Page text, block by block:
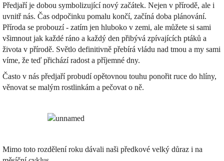
Předjaří je dobou symbolizující nový začátek. Nejen v přírodě, ale i
uvnitř nás. Čas odpočinku pomalu končí, začíná doba plánování.
Příroda se probouzí - zatím jen hluboko v zemi, ale můžete si sami
všimnout jak každé ráno a každý den přibývá zpívajících ptáků a
života v přírodě. Světlo definitivně přebírá vládu nad tmou a my sami
víme, že teď přichází radost a příjemné dny.
Často v nás předjaří probudí opětovnou touhu ponořit ruce do hlíny,
věnovat se malým rostlinkám a pečovat o ně.
Mimo toto rozdělení roku dávali naši předkové velký důraz i na